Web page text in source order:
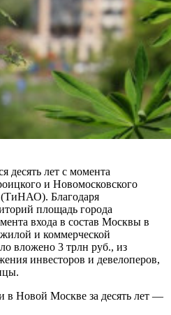
десять лет с момента
и Новомосковского
(ТиНАО). Благодаря
площадь города
входа в состав Москвы в
жилой и коммерческой
вложено 3 трлн руб., из
инвесторов и девелоперов,
в Новой Москве за десять лет —